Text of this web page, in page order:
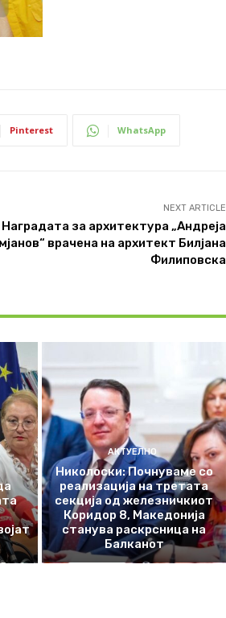
Pinterest WhatsApp
NEXT ARTICLE
Наградата за архитектура „Андреја
врачена на архитект Билјана
Филиповска
АКТУЕЛНО
Николоски: Почнуваме со
реализација на третата
секција од железничкиот
Коридор 8, Македонија
станува раскрсница на
Балканот